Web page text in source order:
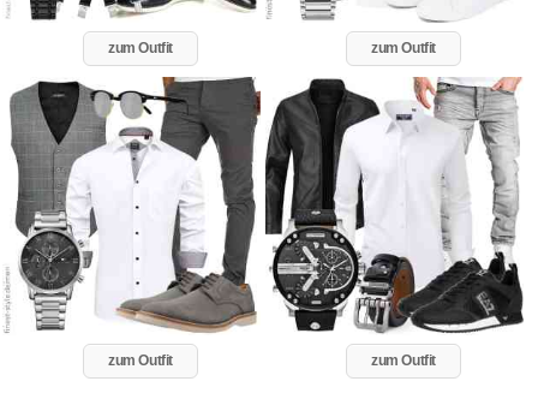
zum Outfit zum Outfit
zum Outfit zum Outfit